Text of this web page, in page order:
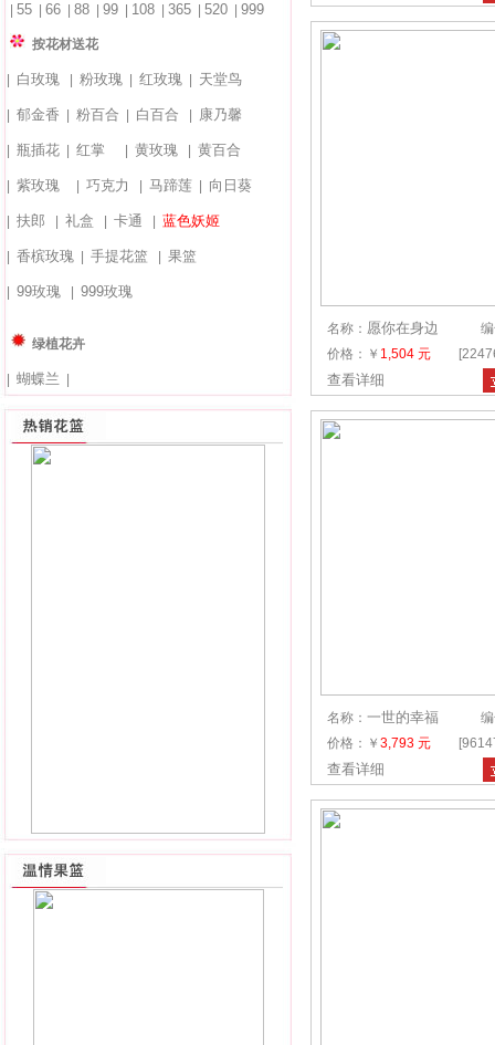
55 66 88 99 108 365 520 999
按花材送花
白玫瑰 粉玫瑰 红玫瑰 天堂鸟
郁金香 粉百合 白百合 康乃馨
瓶插花 红掌 黄玫瑰 黄百合
紫玫瑰 巧克力 马蹄莲 向日葵
扶郎 礼盒 卡通 蓝色妖姬
香槟玫瑰 手提花篮 果篮
99玫瑰 999玫瑰
绿植花卉
蝴蝶兰
名称： 愿你在身边
价格：￥ 1,504 元
查看详细
名称： 一世的幸福
价格：￥ 3,793 元
查看详细